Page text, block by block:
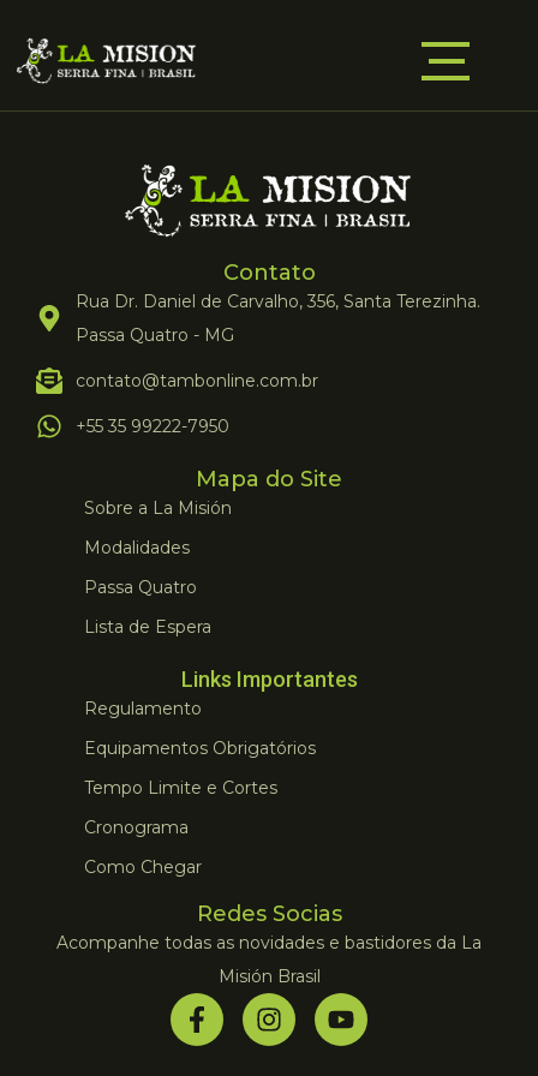
Contato
Rua Dr. Daniel de Carvalho, 356, Santa Terezinha.
Passa Quatro - MG
contato@tambonline.com.br
+55 35 99222-7950
Mapa do Site
Sobre a La Misión
Modalidades
Passa Quatro
Lista de Espera
Links Importantes
Regulamento
Equipamentos Obrigatórios
Tempo Limite e Cortes
Cronograma
Como Chegar
Redes Socias
Acompanhe todas as novidades e bastidores da La
Misión Brasil